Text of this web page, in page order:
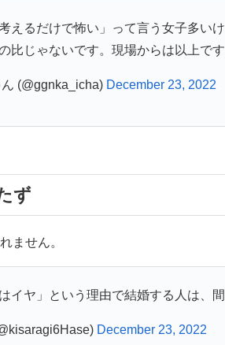
えるだけで怖い」って言う女子多い
比じゃないです。現場からは以上です
(@ggnka_icha) December 23, 2022
ず
ません。
イヤ」という理由で結婚する人は、
December 23, 2022